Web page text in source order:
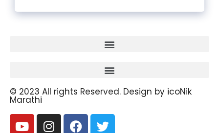
© 2023 All rights Reserved. Design by icoNik
Marathi